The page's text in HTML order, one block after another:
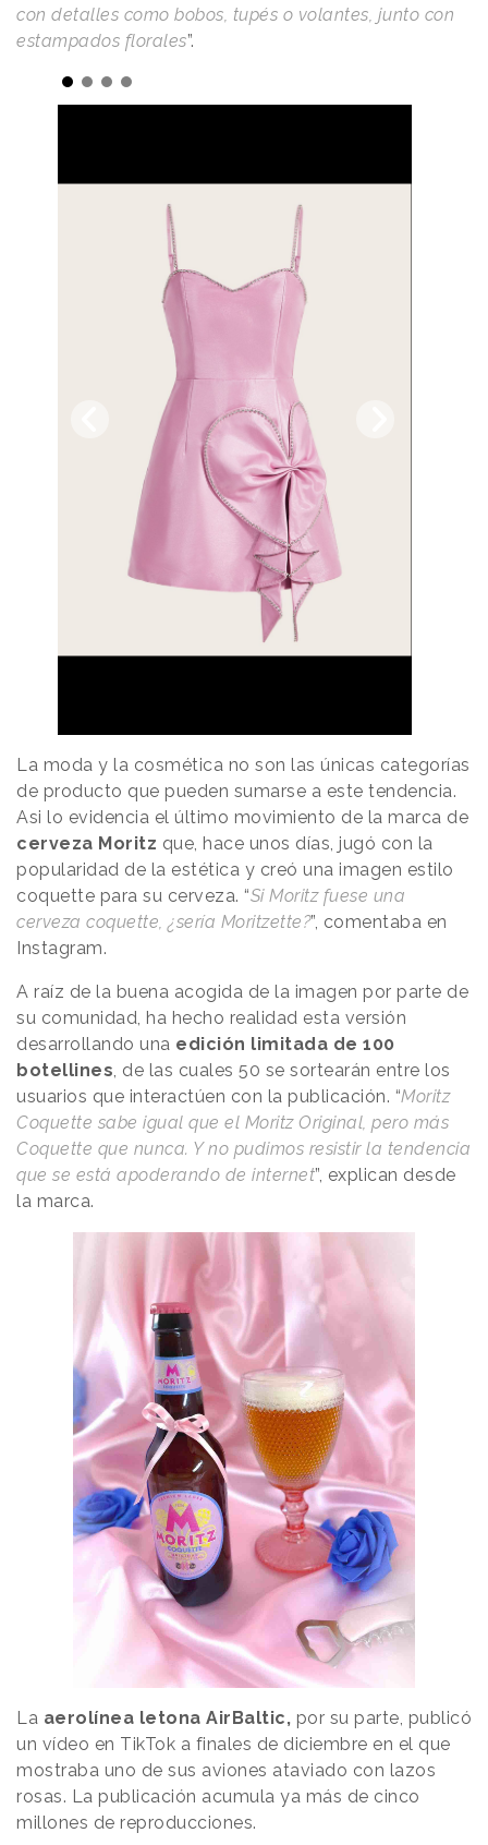
con detalles como bobos, tupés o volantes, junto con
estampados florales”.
La moda y la cosmética no son las únicas categorías
de producto que pueden sumarse a este tendencia.
Asi lo evidencia el último movimiento de la marca de
cerveza Moritz que, hace unos días, jugó con la
popularidad de la estética y creó una imagen estilo
coquette para su cerveza. “Si Moritz fuese una
cerveza coquette, ¿sería Moritzette?”, comentaba en
Instagram.
A raíz de la buena acogida de la imagen por parte de
su comunidad, ha hecho realidad esta versión
desarrollando una edición limitada de 100
botellines , de las cuales 50 se sortearán entre los
usuarios que interactúen con la publicación. “Moritz
Coquette sabe igual que el Moritz Original, pero más
Coquette que nunca. Y no pudimos resistir la tendencia
que se está apoderando de internet”, explican desde
la marca.
La aerolínea letona AirBaltic, por su parte, publicó
un vídeo en TikTok a finales de diciembre en el que
mostraba uno de sus aviones ataviado con lazos
rosas. La publicación acumula ya más de cinco
millones de reproducciones.